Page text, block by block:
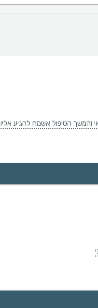
והמשך הטיפול אשמח להגיע